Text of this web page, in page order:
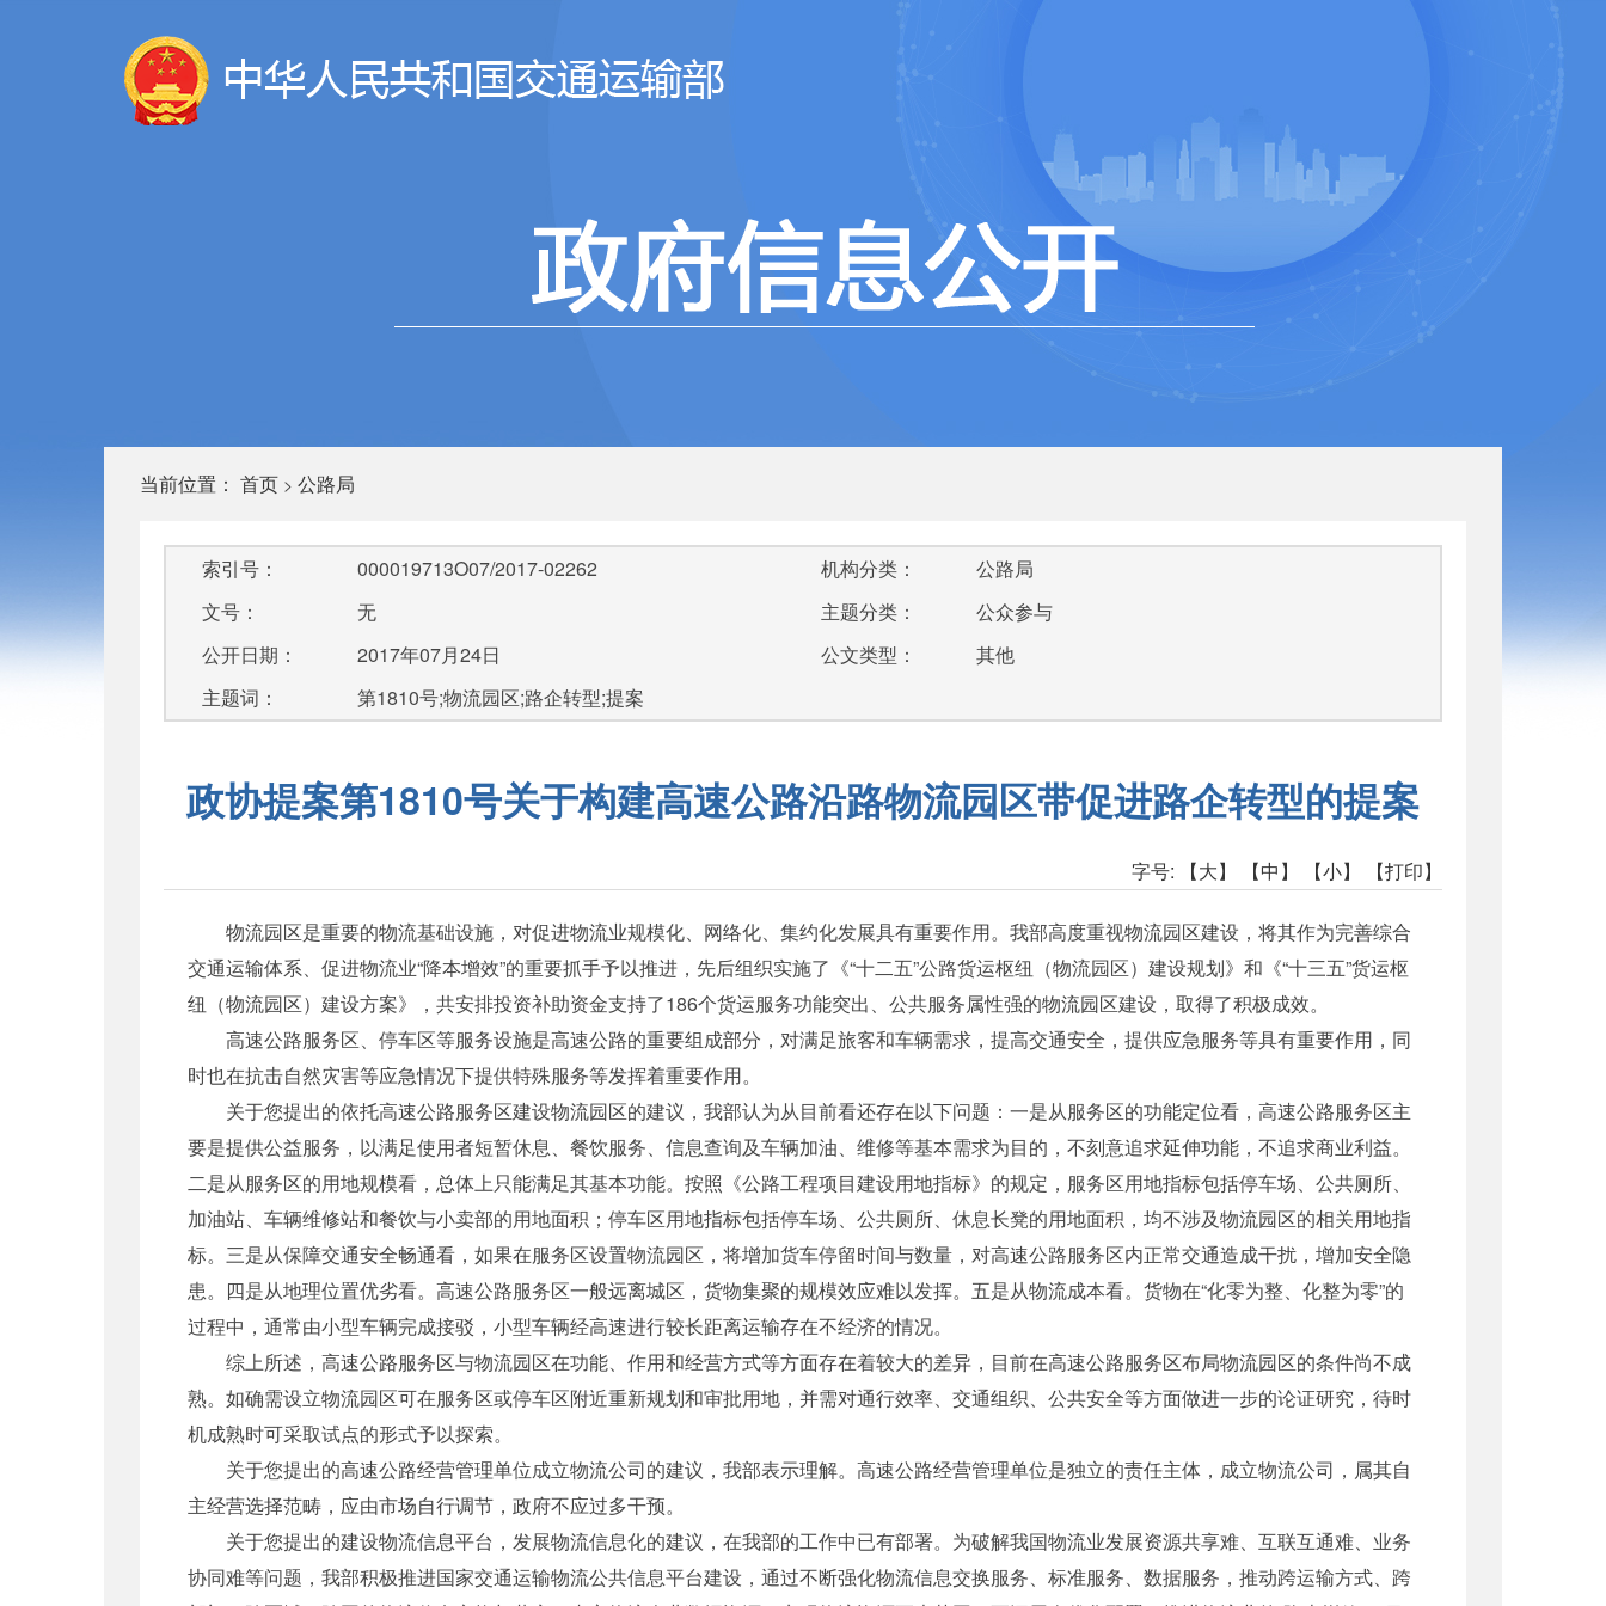
当前位置： 首页 > 公路局
索引号：
000019713O07/2017-02262
文号：
无
公开日期：
2017年07月24日
主题词：
第1810号;物流园区;路企转型;提案
机构分类：
公路局
主题分类：
公众参与
公文类型：
其他
政协提案第1810号关于构建高速公路沿路物流园区带促进路企转型的提案
字号: 【大】 【中】 【小】 【打印】
物流园区是重要的物流基础设施，对促进物流业规模化、网络化、集约化发展具有重要作用。我部高度重视物流园区建设，将其作为完善综合
交通运输体系、促进物流业“降本增效”的重要抓手予以推进，先后组织实施了《“十二五”公路货运枢纽（物流园区）建设规划》和《“十三五”货运枢
纽（物流园区）建设方案》，共安排投资补助资金支持了186个货运服务功能突出、公共服务属性强的物流园区建设，取得了积极成效。
高速公路服务区、停车区等服务设施是高速公路的重要组成部分，对满足旅客和车辆需求，提高交通安全，提供应急服务等具有重要作用，同
时也在抗击自然灾害等应急情况下提供特殊服务等发挥着重要作用。
关于您提出的依托高速公路服务区建设物流园区的建议，我部认为从目前看还存在以下问题：一是从服务区的功能定位看，高速公路服务区主
要是提供公益服务，以满足使用者短暂休息、餐饮服务、信息查询及车辆加油、维修等基本需求为目的，不刻意追求延伸功能，不追求商业利益。
二是从服务区的用地规模看，总体上只能满足其基本功能。按照《公路工程项目建设用地指标》的规定，服务区用地指标包括停车场、公共厕所、
加油站、车辆维修站和餐饮与小卖部的用地面积；停车区用地指标包括停车场、公共厕所、休息长凳的用地面积，均不涉及物流园区的相关用地指
标。三是从保障交通安全畅通看，如果在服务区设置物流园区，将增加货车停留时间与数量，对高速公路服务区内正常交通造成干扰，增加安全隐
患。四是从地理位置优劣看。高速公路服务区一般远离城区，货物集聚的规模效应难以发挥。五是从物流成本看。货物在“化零为整、化整为零”的
过程中，通常由小型车辆完成接驳，小型车辆经高速进行较长距离运输存在不经济的情况。
综上所述，高速公路服务区与物流园区在功能、作用和经营方式等方面存在着较大的差异，目前在高速公路服务区布局物流园区的条件尚不成
熟。如确需设立物流园区可在服务区或停车区附近重新规划和审批用地，并需对通行效率、交通组织、公共安全等方面做进一步的论证研究，待时
机成熟时可采取试点的形式予以探索。
关于您提出的高速公路经营管理单位成立物流公司的建议，我部表示理解。高速公路经营管理单位是独立的责任主体，成立物流公司，属其自
主经营选择范畴，应由市场自行调节，政府不应过多干预。
关于您提出的建设物流信息平台，发展物流信息化的建议，在我部的工作中已有部署。为破解我国物流业发展资源共享难、互联互通难、业务
协同难等问题，我部积极推进国家交通运输物流公共信息平台建设，通过不断强化物流信息交换服务、标准服务、数据服务，推动跨运输方式、跨